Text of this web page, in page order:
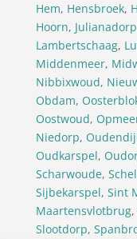
Hem, Hensbroek,
Hoorn, Julianadorp
Lambertschaag,
Middenmeer,
Nibbixwoud,
Obdam,
Oostwoud,
Niedorp,
Oudkarspel,
Scharwoude,
Sijbekarspel, Sint
Maartensvlotbrug,
Slootdorp,